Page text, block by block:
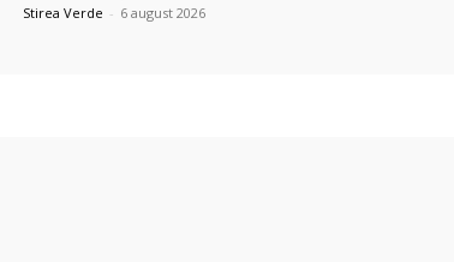
Stirea Verde - 6 august 2026